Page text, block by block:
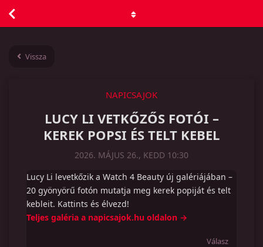
Vissza
NAPICSAJOK
LUCY LI VETKŐZŐS FOTÓI –
KEREK POPSI ÉS TELT KEBEL
2026. MÁJUS 26., KEDD 10:30
Lucy Li levetkőzik a Watch 4 Beauty új galériájában –
20 gyönyörű fotón mutatja meg kerek popiját és telt
kebleit. Kattints és élvezd!
Teljes galéria a napicsajok.hu oldalon →
Válasz